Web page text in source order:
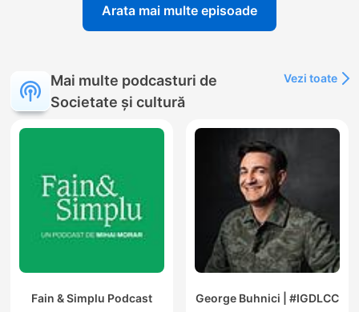
Arata mai multe episoade
Mai multe podcasturi de
Societate și cultură
Vezi toate
Fain & Simplu Podcast George Buhnici | #IGDLCC